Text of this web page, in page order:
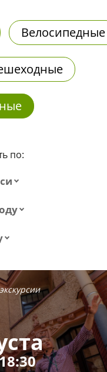
Велосипедные
по: